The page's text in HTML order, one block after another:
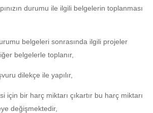
durumu ile ilgili belgelerin toplanması
belgeleri sonrasında ilgili projeler
belgelerle toplanır,
dilekçe ile yapılır,
için bir harç miktarı çıkartır bu harç miktarı
değişmektedir,